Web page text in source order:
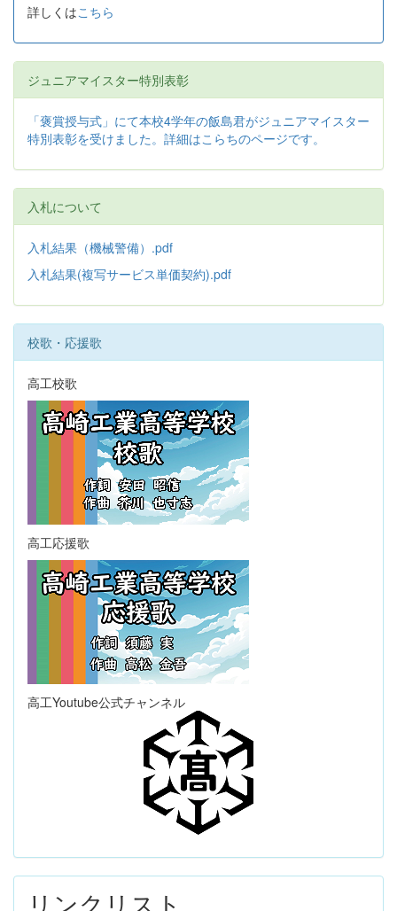
詳しくはこちら
ジュニアマイスター特別表彰
「褒賞授与式」にて本校4学年の飯島君がジュニアマイスター
特別表彰を受けました。詳細はこらちのページです。
入札について
入札結果（機械警備）.pdf
入札結果(複写サービス単価契約).pdf
校歌・応援歌
高工校歌
高工応援歌
高工Youtube公式チャンネル
リンクリスト